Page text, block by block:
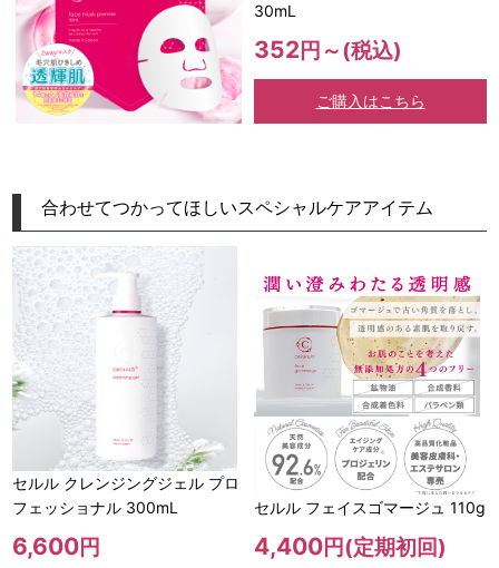
30mL
352円～(税込)
ご購入はこちら
合わせてつかってほしいスペシャルケアアイテム
セルル クレンジングジェル プロ
フェッショナル 300mL
6,600円
セルル フェイスゴマージュ 110g
4,400円(定期初回)